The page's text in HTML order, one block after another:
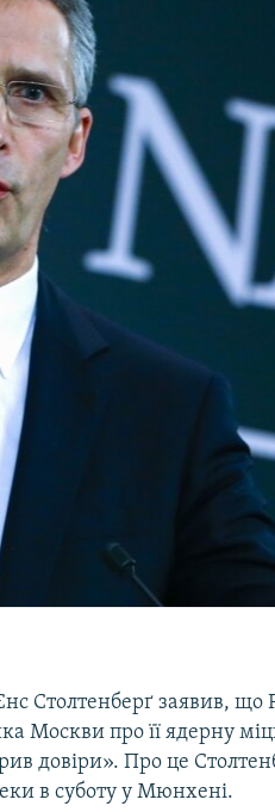
Столтенберґ заявив, що
Москви про її ядерну
довіри». Про це
в суботу у Мюнхені.